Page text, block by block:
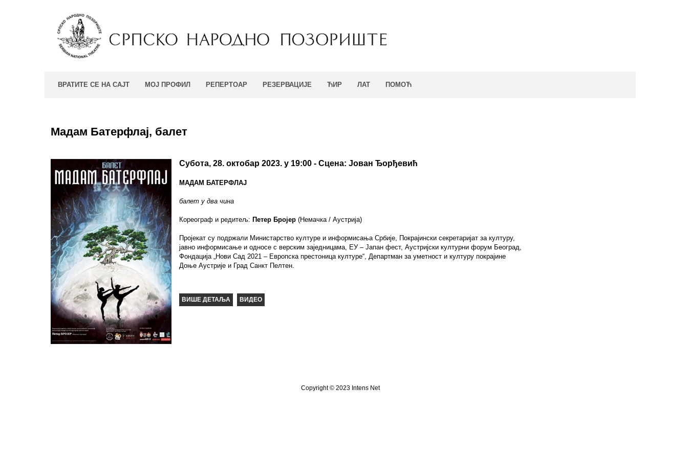
ВРАТИТЕ СЕ НА САЈТ МОЈ ПРОФИЛ РЕПЕРТОАР РЕЗЕРВАЦИЈЕ ЋИР ЛАТ ПОМОЋ
Мадам Батерфлај, балет
Субота, 28. октобар 2023. у 19:00 - Сцена: Joвaн Ђoрђeвић
МАДАМ БАТЕРФЛАЈ
балет у два чина
Кореограф и редитељ: Петер Бројер (Немачка / Аустрија)
Пројекат су подржали Министарство културе и информисања Србије, Покрајински секретаријат за културу,
јавно информисање и односе с верским заједницама, ЕУ – Јапан фест, Аустријски културни форум Београд,
Фондација „Нови Сад 2021 – Европска престоница културе“, Департман за уметност и културу покрајине
Доње Аустрије и Град Санкт Пелтен.
Copyright © 2023 Intens Net